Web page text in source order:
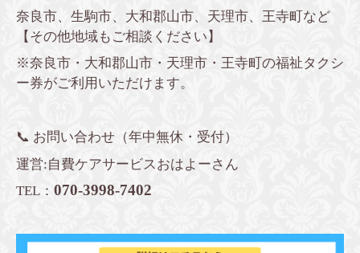
奈良市、生駒市、大和郡山市、天理市、王寺町など
【その他地域もご相談ください】
※奈良市・大和郡山市・天理市・王寺町の福祉タクシ
ー券がご利用いただけます。
📞 お問い合わせ（年中無休・受付）
運営:自費ケアサービスおはよーさん
TEL： 070-3998-7402